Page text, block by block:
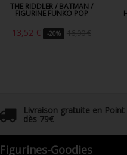
THE RIDDLER / BATMAN /
FIGURINE FUNKO POP
13,52 € -20% 16,90 €
Livraison gratuite en Point
dès 79€
Figurines-Goodies